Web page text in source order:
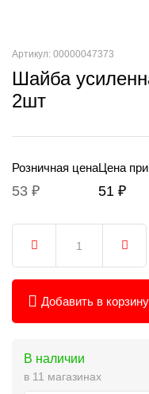
Артикул: 00000047373
Шайба
2шт
Розничная цена
53 ₽
Цена
51 ₽
Добавить в корзину
В наличии
в 11 магазинах